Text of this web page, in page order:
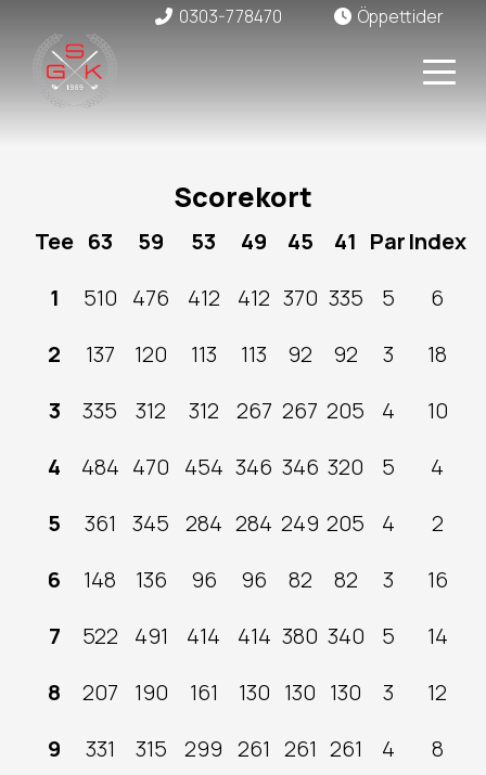
0303-778470 Öppettider
Scorekort
Tee 63 59 53 49 45 41 ParIndex
1
510 476 412 412 370 335 5
6
2
137 120 113 113 92 92 3
18
3
335 312 312 267 267 205 4
10
4
484 470 454 346 346 320 5
4
5
361 345 284 284 249 205 4
2
6
148 136 96 96 82 82 3
16
7
522 491 414 414 380 340 5
14
8
207 190 161 130 130 130 3
12
9
331 315 299 261 261 261 4
8